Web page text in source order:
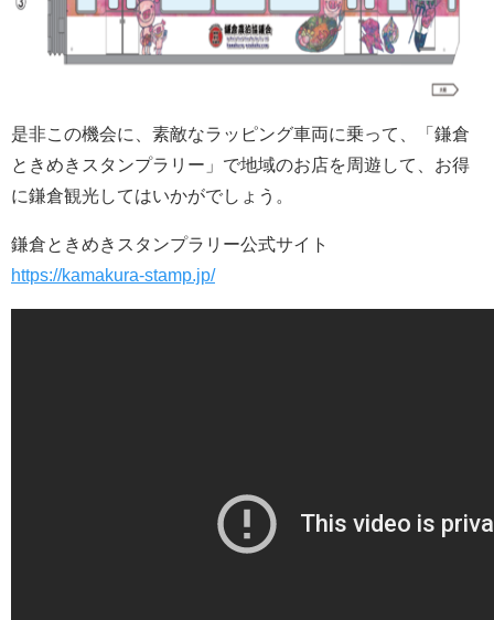
是非この機会に、素敵なラッピング車両に乗って、「鎌倉
ときめきスタンプラリー」で地域のお店を周遊して、お得
に鎌倉観光してはいかがでしょう。
鎌倉ときめきスタンプラリー公式サイト
https://kamakura-stamp.jp/